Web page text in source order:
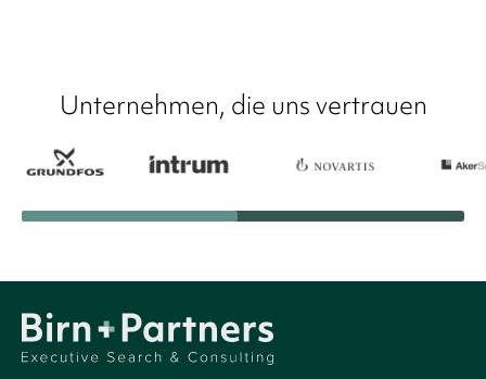
Unternehmen, die uns vertrauen